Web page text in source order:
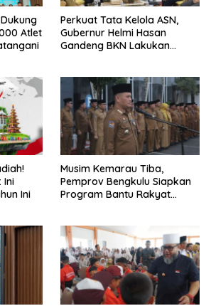
Atlet
Perkuat Tata Kelola ASN,
Gubernur Helmi Hasan
Gandeng BKN Lakukan
Ini
Ini
Musim Kemarau Tiba,
Pemprov Bengkulu Siapkan
Program Bantu Rakyat